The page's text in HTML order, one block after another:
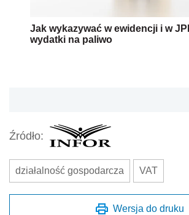
Jak wykazywać w ewidencji i w
wydatki na paliwo
Źródło:
działalność gospodarcza VAT
Wersja do druku